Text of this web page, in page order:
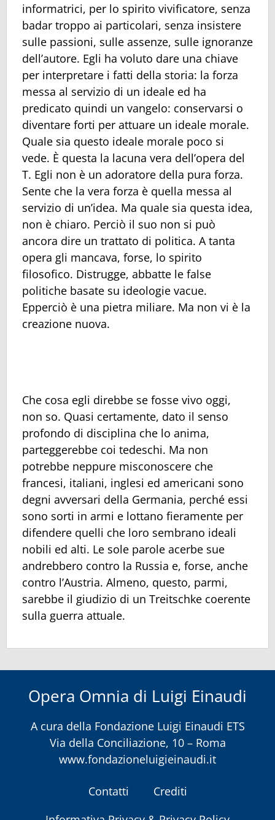
informatrici, per lo spirito vivificatore, senza
badar troppo ai particolari, senza insistere
sulle passioni, sulle assenze, sulle ignoranze
dell’autore. Egli ha voluto dare una chiave
per interpretare i fatti della storia: la forza
messa al servizio di un ideale ed ha
predicato quindi un vangelo: conservarsi o
diventare forti per attuare un ideale morale.
Quale sia questo ideale morale poco si
vede. È questa la lacuna vera dell’opera del
T. Egli non è un adoratore della pura forza.
Sente che la vera forza è quella messa al
servizio di un’idea. Ma quale sia questa idea,
non è chiaro. Perciò il suo non si può
ancora dire un trattato di politica. A tanta
opera gli mancava, forse, lo spirito
filosofico. Distrugge, abbatte le false
politiche basate su ideologie vacue.
Epperciò è una pietra miliare. Ma non vi è la
creazione nuova.
Che cosa egli direbbe se fosse vivo oggi,
non so. Quasi certamente, dato il senso
profondo di disciplina che lo anima,
parteggerebbe coi tedeschi. Ma non
potrebbe neppure misconoscere che
francesi, italiani, inglesi ed americani sono
degni avversari della Germania, perché essi
sono sorti in armi e lottano fieramente per
difendere quelli che loro sembrano ideali
nobili ed alti. Le sole parole acerbe sue
andrebbero contro la Russia e, forse, anche
contro l’Austria. Almeno, questo, parmi,
sarebbe il giudizio di un Treitschke coerente
sulla guerra attuale.
Opera Omnia di Luigi Einaudi
A cura della Fondazione Luigi Einaudi ETS
Via della Conciliazione, 10 – Roma
www.fondazioneluigieinaudi.it
Contatti
Crediti